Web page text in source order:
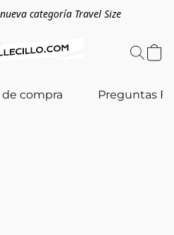
categoría Travel Size
de compra Preguntas